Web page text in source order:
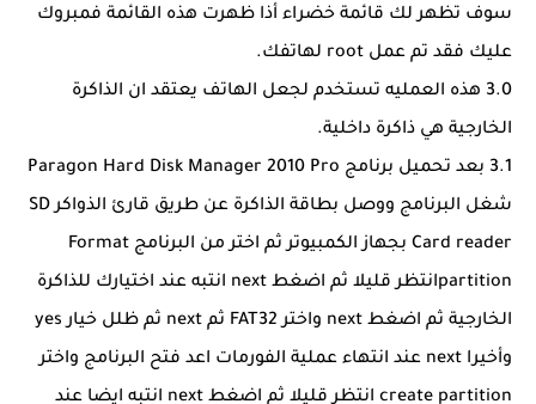
سوف تظهر لك قائمة خضراء أذا ظهرت هذه القائمة فمبروك
عليك فقد تم عمل root لهاتفك.
3.0 هذه العمليه تستخدم لجعل الهاتف يعتقد ان الذاكرة
الخارجية هي ذاكرة داخلية.
3.1 بعد تحميل برنامج Paragon Hard Disk Manager 2010 Pro
شغل البرنامج ووصل بطاقة الذاكرة عن طريق قارئ الذواكر SD
Card reader بجهاز الكمبيوتر ثم اختر من البرنامج Format
partitionانتظر قليلا ثم اضغط next انتبه عند اختيارك للذاكرة
الخارجية ثم اضغط next واختر FAT32 ثم next ثم ظلل خيار yes
وأخيرا next عند انتهاء عملية الفورمات اعد فتح البرنامج واختر
create partition انتظر قليلا ثم اضغط next انتبه ايضا عند